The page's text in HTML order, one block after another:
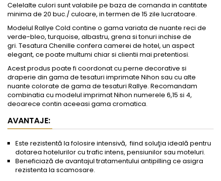
Celelalte culori sunt valabile pe baza de comanda in cantitate
minima de 20 buc./ culoare, in termen de 15 zile lucratoare.
Modelul Rallye Cold contine o gama variata de nuante reci de
verde-bleo, turquoise, albastru, grena si tonuri inchise de
gri. Tesatura Chenille confera camerei de hotel, un aspect
elegant, ce poate multumi chiar si clientii mai pretentiosi.
Acest produs poate fi coordonat cu perne decorative si
draperie din gama de tesaturi imprimate Nihon sau cu alte
nuante colorate de gama de tesaturi Rallye. Recomandam
combinatia cu modelul imprimat Nihon numerele 6,15 si 4,
deoarece contin aceeasi gama cromatica.
AVANTAJE:
Este rezistentă lafolosire intensivă, fiind soluţia ideală pentru
dotarea hotelurilor cu trafic intens, pensiunilor sau moteluri.
Beneficiază de avantajul tratamentului antipilling ce asigra
rezistenta la scamosare.